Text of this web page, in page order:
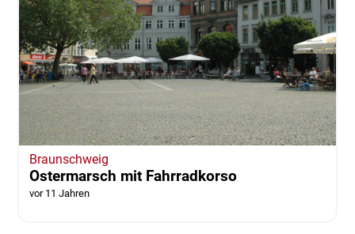
Braunschweig
Ostermarsch mit Fahrradkorso
vor 11 Jahren